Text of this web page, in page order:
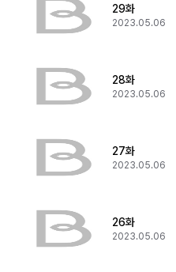
29화
2023.05.06
28화
2023.05.06
27화
2023.05.06
26화
2023.05.06